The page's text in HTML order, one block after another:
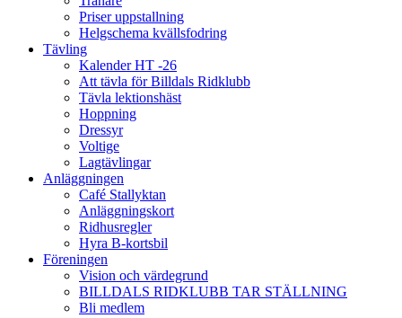
Priser uppstallning
Helgschema kvällsfodring
Tävling
Kalender HT -26
Att tävla för Billdals Ridklubb
Tävla lektionshäst
Hoppning
Dressyr
Voltige
Lagtävlingar
Anläggningen
Café Stallyktan
Anläggningskort
Ridhusregler
Hyra B-kortsbil
Föreningen
Vision och värdegrund
BILLDALS RIDKLUBB TAR STÄLLNING
Bli medlem